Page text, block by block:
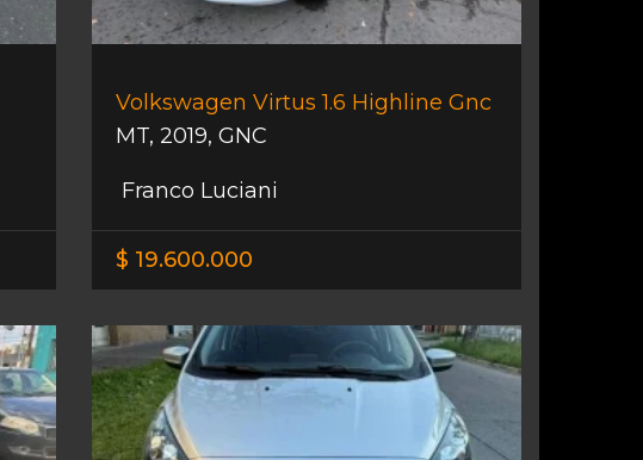
Volkswagen Virtus 1.6 Highline Gnc
MT, 2019, GNC
Franco Luciani
$ 19.600.000